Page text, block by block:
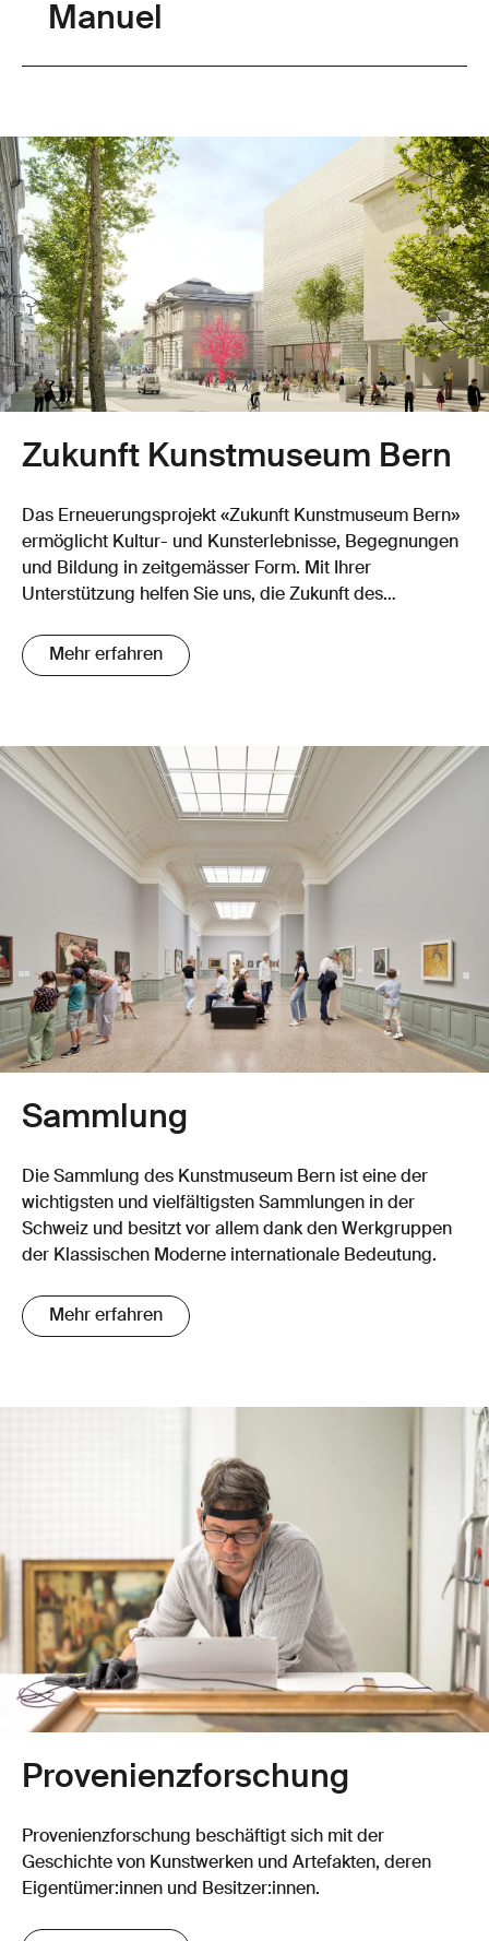
Manuel
Zukunft Kunstmuseum Bern
Das Erneuerungsprojekt «Zukunft Kunstmuseum Bern»
ermöglicht Kultur- und Kunsterlebnisse, Begegnungen
und Bildung in zeitgemässer Form. Mit Ihrer
Unterstützung helfen Sie uns, die Zukunft des
Mehr erfahren
Sammlung
Die Sammlung des Kunstmuseum Bern ist eine der
wichtigsten und vielfältigsten Sammlungen in der
Schweiz und besitzt vor allem dank den Werkgruppen
der Klassischen Moderne internationale Bedeutung.
Mehr erfahren
Provenienz­­forschung
Provenienz­forschung beschäftigt sich mit der
Geschichte von Kunstwerken und Artefakten, deren
Eigentümer:innen und Besitzer:innen.